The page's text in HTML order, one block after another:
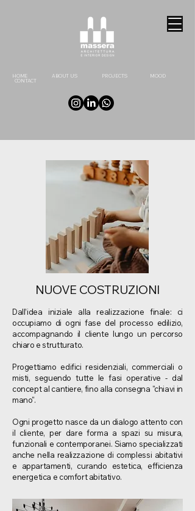
HOME ABOUT US PROJECTS
MOOD
CONTACT
NUOVE COSTRUZIONI
Dall’idea iniziale alla realizzazione finale: ci
occupiamo di ogni fase del processo edilizio,
accompagnando il cliente lungo un percorso
chiaro e strutturato.
Progettiamo edifici residenziali, commerciali o
misti, seguendo tutte le fasi operative - dal
concept al cantiere, fino alla consegna "chiavi in
mano".
Ogni progetto nasce da un dialogo attento con
il cliente, per dare forma a spazi su misura,
funzionali e contemporanei. Siamo specializzati
anche nella realizzazione di complessi abitativi
e appartamenti, curando estetica, efficienza
energetica e comfort abitativo.